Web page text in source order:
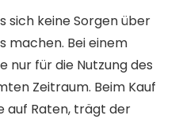
sich keine Sorgen über
machen. Bei einem
nur für die Nutzung des
Zeitraum. Beim Kauf
auf Raten, trägt der